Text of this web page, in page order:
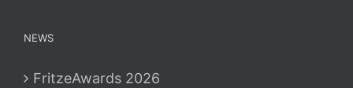
NEWS
FritzeAwards 2026